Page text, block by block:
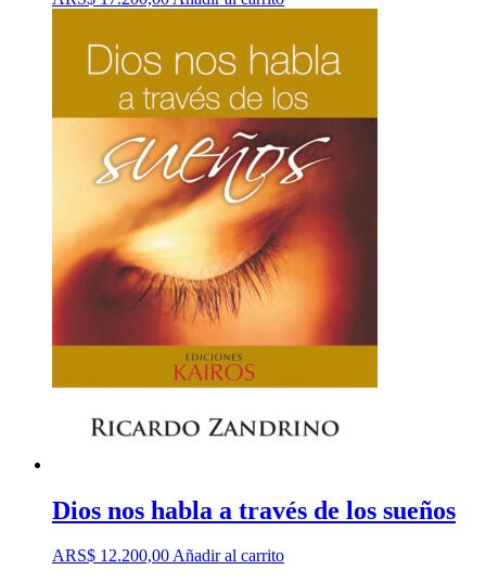
Dios nos habla a través de los sueños
ARS$ 12.200,00Añadir al carrito